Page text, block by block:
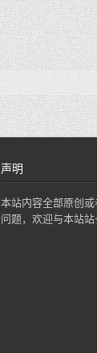
声明
本站内容全部原创
问题，欢迎与本站站